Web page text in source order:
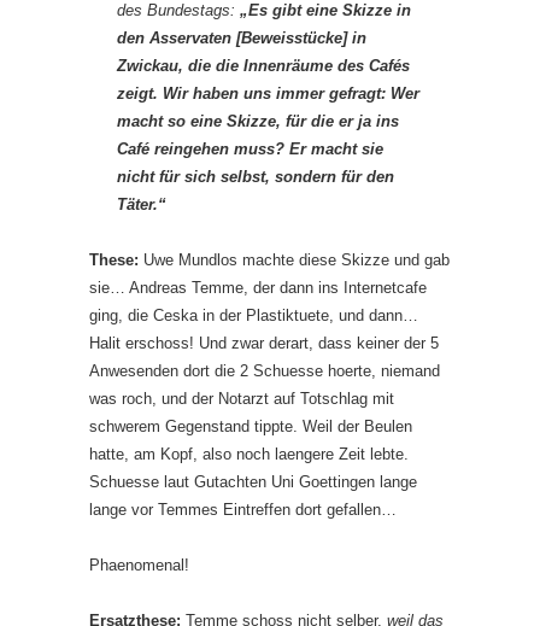
des Bundestags: „Es gibt eine Skizze in
den Asservaten [Beweisstücke] in
Zwickau, die die Innenräume des Cafés
zeigt. Wir haben uns immer gefragt: Wer
macht so eine Skizze, für die er ja ins
Café reingehen muss? Er macht sie
nicht für sich selbst, sondern für den
Täter.“
These: Uwe Mundlos machte diese Skizze und gab
sie… Andreas Temme, der dann ins Internetcafe
ging, die Ceska in der Plastiktuete, und dann…
Halit erschoss! Und zwar derart, dass keiner der 5
Anwesenden dort die 2 Schuesse hoerte, niemand
was roch, und der Notarzt auf Totschlag mit
schwerem Gegenstand tippte. Weil der Beulen
hatte, am Kopf, also noch laengere Zeit lebte.
Schuesse laut Gutachten Uni Goettingen lange
lange vor Temmes Eintreffen dort gefallen…
Phaenomenal!
Ersatzthese: Temme schoss nicht selber, weil das